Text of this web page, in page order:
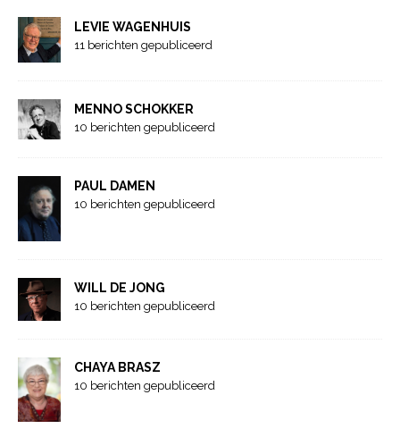
LEVIE WAGENHUIS
11 berichten gepubliceerd
MENNO SCHOKKER
10 berichten gepubliceerd
PAUL DAMEN
10 berichten gepubliceerd
WILL DE JONG
10 berichten gepubliceerd
CHAYA BRASZ
10 berichten gepubliceerd